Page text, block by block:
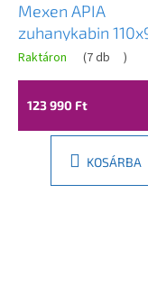
Mexen APIA
zuhanykabin
átlátszó / króm,
110-090-01-00
Raktáron (7 db )
123 990 Ft
KOSÁRBA